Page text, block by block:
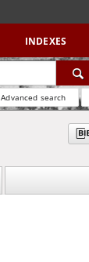
INDEXES
Advanced search